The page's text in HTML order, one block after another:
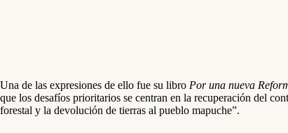
Una de las expresiones de ello fue su libro Por una nueva
que los desafíos prioritarios se centran en la recuperación del
forestal y la devolución de tierras al pueblo mapuche”.